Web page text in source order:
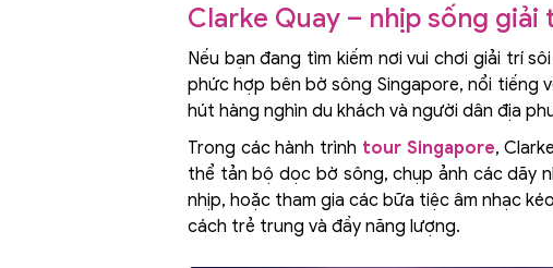
Clarke Quay – nhịp sống
Nếu bạn đang tìm kiếm nơi vui chơi giải trí
phức hợp bên bờ sông Singapore, nổi tiếng
hút hàng nghìn du khách và người dân địa
Trong các hành trình tour Singapore,
thể tản bộ dọc bờ sông, chụp ảnh các dãy
nhịp, hoặc tham gia các bữa tiệc âm nhạc
cách trẻ trung và đầy năng lượng.